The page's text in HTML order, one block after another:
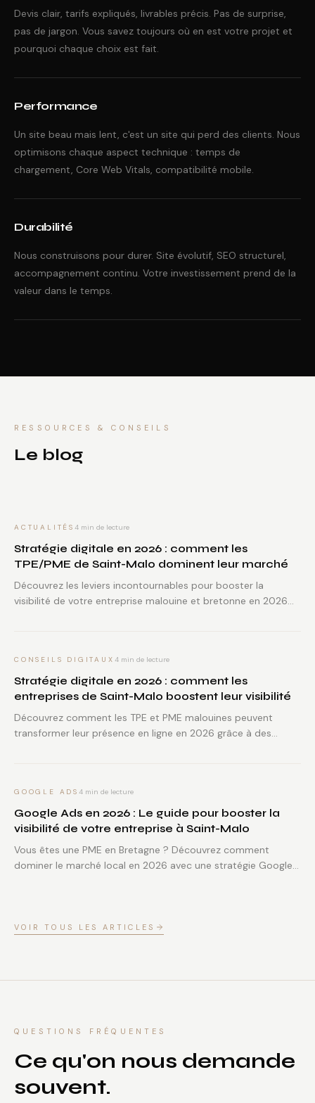
Devis clair, tarifs expliqués, livrables précis. Pas de surprise,
pas de jargon. Vous savez toujours où en est votre projet et
pourquoi chaque choix est fait.
Performance
Un site beau mais lent, c'est un site qui perd des clients. Nous
optimisons chaque aspect technique : temps de
chargement, Core Web Vitals, compatibilité mobile.
Durabilité
Nous construisons pour durer. Site évolutif, SEO structurel,
accompagnement continu. Votre investissement prend de la
valeur dans le temps.
RESSOURCES & CONSEILS
Le blog
ACTUALITÉS 4 min de lecture
Stratégie digitale en 2026 : comment les
TPE/PME de Saint-Malo dominent leur marché
Découvrez les leviers incontournables pour booster la
visibilité de votre entreprise malouine et bretonne en 2026
CONSEILS DIGITAUX 4min de lecture
Stratégie digitale en 2026 : comment les
entreprises de Saint-Malo boostent leur visibilité
Découvrez comment les TPE et PME malouines peuvent
transformer leur présence en ligne en 2026 grâce à des
GOOGLE ADS 4 min de lecture
Google Ads en 2026 : Le guide pour booster la
visibilité de votre entreprise à Saint-Malo
Vous êtes une PME en Bretagne ? Découvrez comment
dominer le marché local en 2026 avec une stratégie Google
VOIR TOUS LES ARTICLES
QUESTIONS FRÉQUENTES
Ce qu'on nous demande
souvent.